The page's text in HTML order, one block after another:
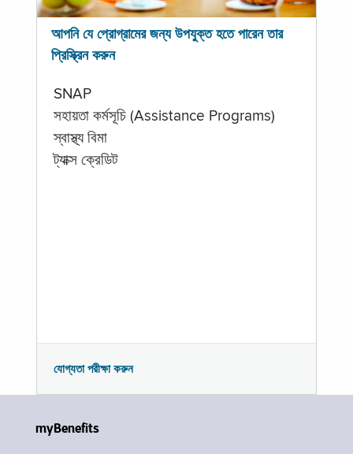
আপনি যে প্রোগ্রামের জন্য উপযুক্ত হতে পারেন তার
প্রিস্ক্রিন করুন
SNAP
সহায়তা কর্মসূচি (Assistance Programs)
স্বাস্থ্য বিমা
ট্যাক্স ক্রেডিট
যোগ্যতা পরীক্ষা করুন
myBenefits